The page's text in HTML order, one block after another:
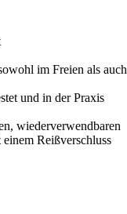
im Freien als auch
und in der Praxis
wiederverwendbaren
Reißverschluss